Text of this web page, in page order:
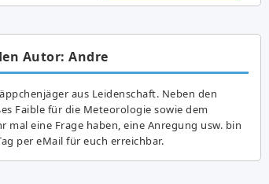
Autor: Andre
aus Leidenschaft. Neben den
Fai­ble für die Meteorologie sowie dem
mal eine Frage haben, eine Anregung usw. bin
per eMail für euch erreichbar.